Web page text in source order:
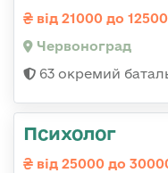
від 21000 до
Червоноград
63 окремий
Психолог
від 25000 до